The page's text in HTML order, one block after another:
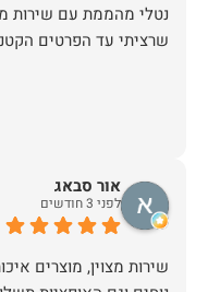
נטלי מהממת עם שירות
שרציתי עד הפרטים
אור סבאג
לפני 3 חודשים
שירות מצוין, מוצרים